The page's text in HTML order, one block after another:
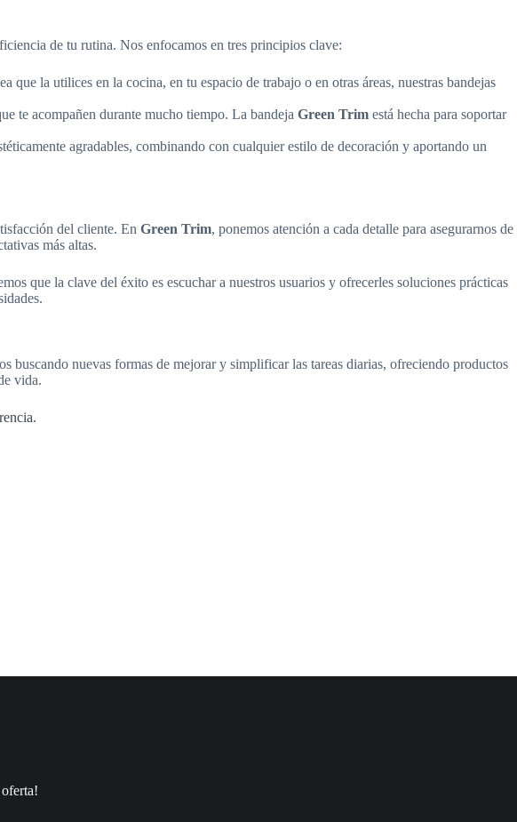
de tu rutina. Nos enfocamos en tres principios clave:
que la utilices en la cocina, en tu espacio de trabajo o en otras áreas, nuestras bandejas
te acompañen durante mucho tiempo. La bandeja Green Trim está hecha para soportar
agradables, combinando con cualquier estilo de decoración y aportando un
del cliente. En Green Trim, ponemos atención a cada detalle para asegurarnos de
más altas.
que la clave del éxito es escuchar a nuestros usuarios y ofrecerles soluciones prácticas
buscando nuevas formas de mejorar y simplificar las tareas diarias, ofreciendo productos
vida.